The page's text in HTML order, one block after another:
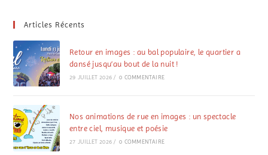
Articles Récents
Retour en images : au bal populaire, le quartier a
dansé jusqu’au bout de la nuit !
29 JUILLET 2026 / 0 COMMENTAIRE
Nos animations de rue en images : un spectacle
entre ciel, musique et poésie
27 JUILLET 2026 / 0 COMMENTAIRE